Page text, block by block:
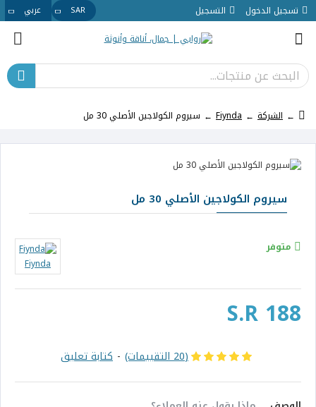
تسجيل الدخول التسجيل SAR عربي
الشركة Fiynda سيروم الكولاجين الأصلي 30 مل
سيروم الكولاجين الأصلي 30 مل
(20 التقييمات) - كتابة تعليق
S.R 188
متوفر
Fiynda